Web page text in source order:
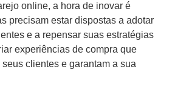
online, a hora de inovar é
precisam estar dispostas a adotar
e a repensar suas estratégias
experiências de compra que
clientes e garantam a sua